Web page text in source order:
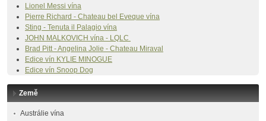
Lionel Messi vína
Pierre Richard - Chateau bel Eveque vína
Sting - Tenuta il Palagio vína
JOHN MALKOVICH vína - LQLC
Brad Pitt - Angelina Jolie - Chateau Miraval
Edice vín KYLIE MINOGUE
Edice vín Snoop Dog
Země
Austrálie vína